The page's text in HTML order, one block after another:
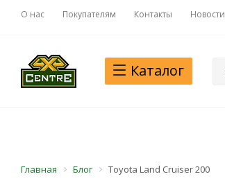
О нас Покупателям Контакты Новости
Каталог
Главная Блог Toyota Land Cruiser 200